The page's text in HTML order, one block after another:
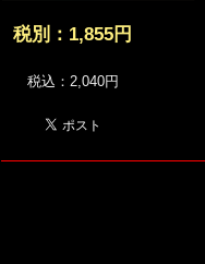
税別： 1,855円
税込：2,040円